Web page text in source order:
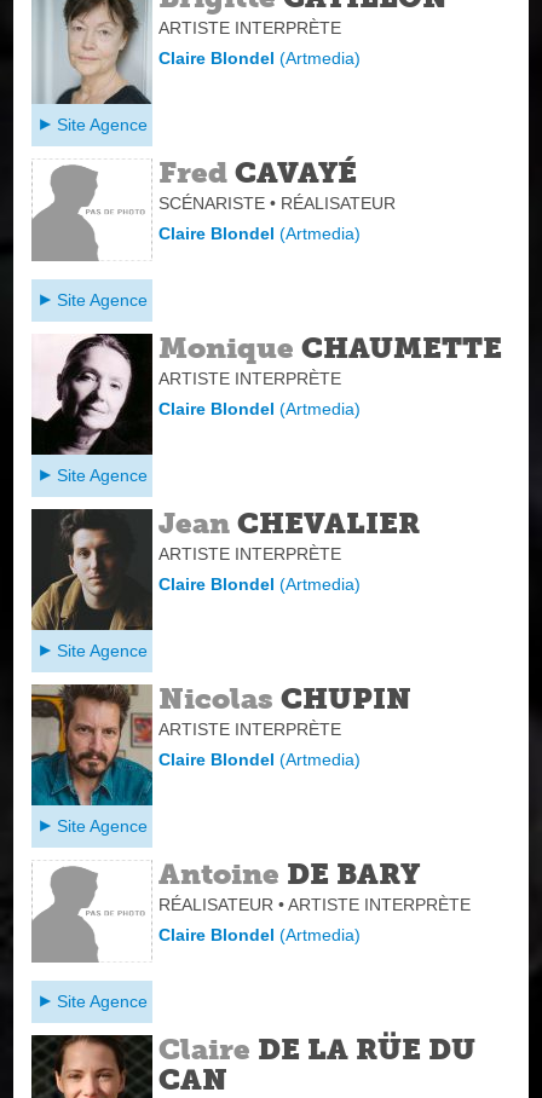
ARTISTE INTERPRÈTE
Claire Blondel(Artmedia)
Site Agence
Fred CAVAYÉ
SCÉNARISTE • RÉALISATEUR
Claire Blondel(Artmedia)
Site Agence
Monique CHAUMETTE
ARTISTE INTERPRÈTE
Claire Blondel(Artmedia)
Site Agence
Jean CHEVALIER
ARTISTE INTERPRÈTE
Claire Blondel(Artmedia)
Site Agence
Nicolas CHUPIN
ARTISTE INTERPRÈTE
Claire Blondel(Artmedia)
Site Agence
Antoine DE BARY
RÉALISATEUR • ARTISTE INTERPRÈTE
Claire Blondel(Artmedia)
Site Agence
Claire DE LA RÜE DU
CAN